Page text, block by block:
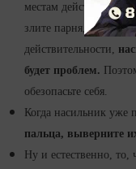
местам
злите парня, и он
действительности,
будет проблем.
обезопасьте себя.
Когда насильник уже
пальца, выверните
Ну и естественно,